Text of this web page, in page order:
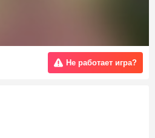
Не работает игра?